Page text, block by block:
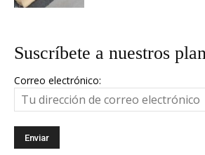
Suscríbete a nuestros
Correo electrónico: